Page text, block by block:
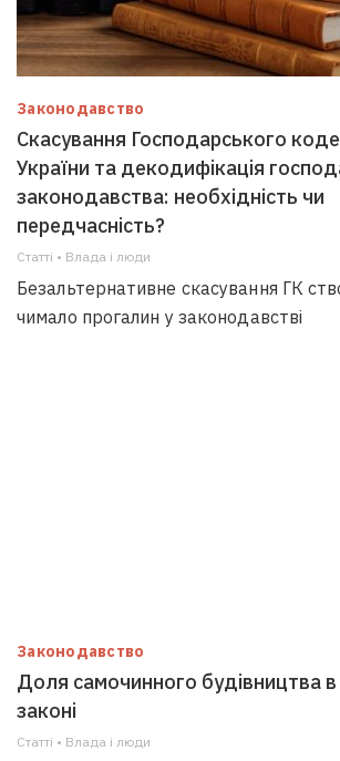
Законодавство
Скасування Господарського
України та декодифікація
законодавства: необхідність чи
передчасність?
Статті • Влада i люди
Безальтернативне скасування ГК
чимало прогалин у законодавстві
Законодавство
Доля самочинного будівництва
законі
Статті • Влада i люди